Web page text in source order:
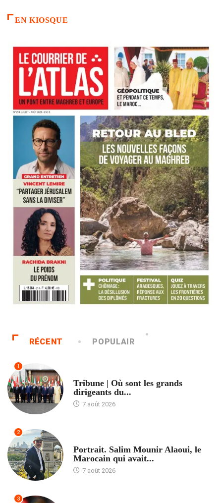
EN KIOSQUE
RÉCENT POPULAIR
1
Tribune | Où sont les grands
dirigeants du...
7 août 2026
2
Portrait. Salim Mounir Alaoui, le
Marocain qui avait...
7 août 2026
3